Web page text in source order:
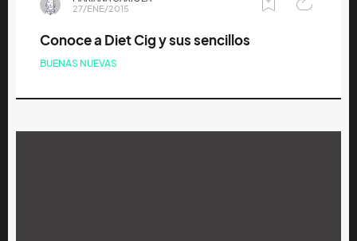
27/ENE/2015
Conoce a Diet Cig y sus sencillos
BUENAS NUEVAS